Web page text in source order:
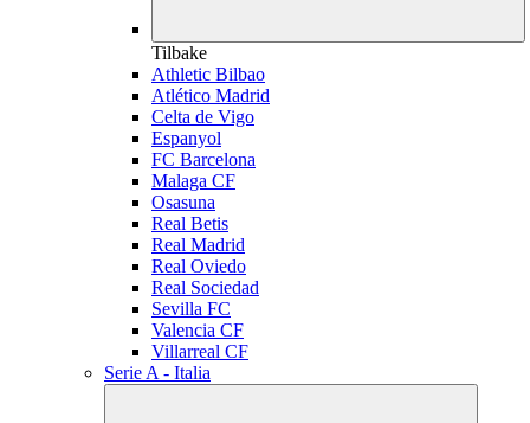
Tilbake
Athletic Bilbao
Atlético Madrid
Celta de Vigo
Espanyol
FC Barcelona
Malaga CF
Osasuna
Real Betis
Real Madrid
Real Oviedo
Real Sociedad
Sevilla FC
Valencia CF
Villarreal CF
Serie A - Italia